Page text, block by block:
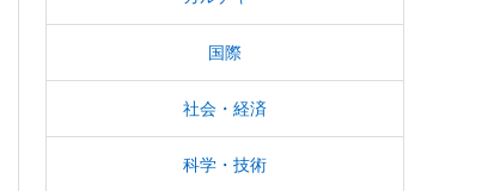
国際
社会・経済
科学・技術